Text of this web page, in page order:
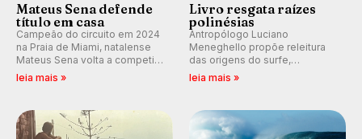
Mateus Sena defende
título em casa
Campeão do circuito em 2024
na Praia de Miami, natalense
Mateus Sena volta a competir
em casa em busca de manter a
leia mais »
Livro resgata raízes
polinésias
Antropólogo Luciano
Meneghello propõe releitura
das origens do surfe,
resgatando a cultura polinésia
prática em esporte e indústria.
leia mais »